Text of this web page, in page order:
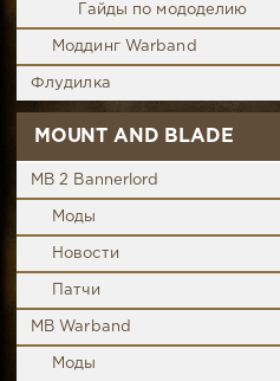
Гайды по мододелию
Моддинг Warband
Флудилка
MOUNT AND BLADE
MB 2 Bannerlord
Моды
Новости
Патчи
MB Warband
Моды